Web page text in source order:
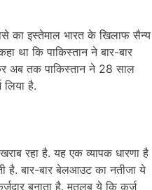
का इस्तेमाल भारत के खिलाफ सैन्य
था कि पाकिस्तान ने बार-बार
अब तक पाकिस्तान ने 28 साल
है.
रहा है. यह एक व्यापक धारणा है
है. बार-बार बेलआउट का नतीजा ये
बनाता है. मतलब ये कि कर्ज